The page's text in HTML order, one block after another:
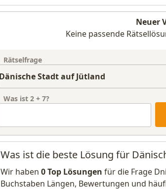
Neuer
Keine passende
Rätselfrage
Was ist 2 + 7?
Was ist die beste Lösung für
Wir haben 0 Top Lösungen für die Frage
Buchstaben Längen, Bewertungen und